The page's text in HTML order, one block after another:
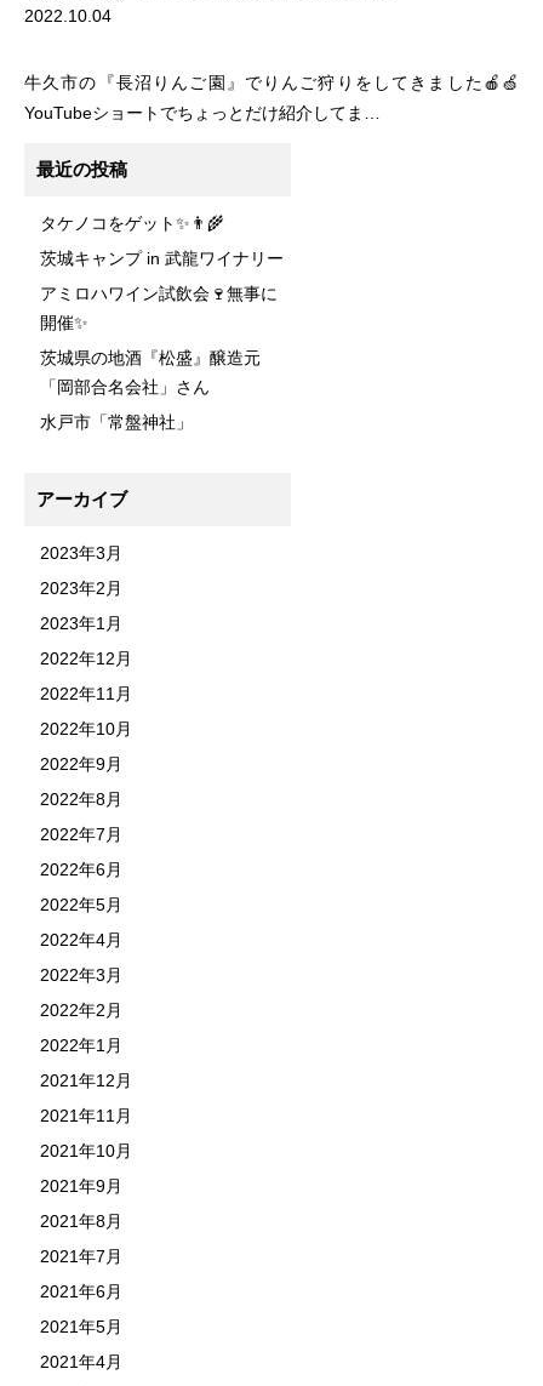
2022.10.04
牛久市の『長沼りんご園』でりんご狩りをしてきました🍎🍏
YouTubeショートでちょっとだけ紹介してま…
最近の投稿
タケノコをゲット✨👨‍🌾
茨城キャンプ in 武龍ワイナリー
アミロハワイン試飲会🍷無事に
開催✨
茨城県の地酒『松盛』醸造元
「岡部合名会社」さん
水戸市「常盤神社」
アーカイブ
2023年3月
2023年2月
2023年1月
2022年12月
2022年11月
2022年10月
2022年9月
2022年8月
2022年7月
2022年6月
2022年5月
2022年4月
2022年3月
2022年2月
2022年1月
2021年12月
2021年11月
2021年10月
2021年9月
2021年8月
2021年7月
2021年6月
2021年5月
2021年4月